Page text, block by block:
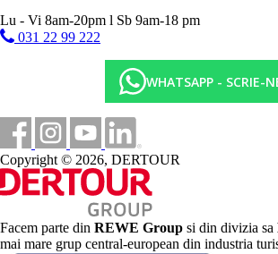
500 m
Distanta pana la plaja
Plaja
Sezlonguri pe plaja contra cost
Umbrele pe plaja contra cost
Vacanta la plaja
Piscine
Lu - Vi 8am-20pm l Sb 9am-18 pm
031 22 99 222
WHATSAPP - SCRIE-
Copyright © 2026, DERTOUR
Facem parte din REWE Group si din divizia sa
mai mare grup central-european din industria